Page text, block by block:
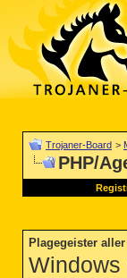
Trojaner-Board >
PHP/
Plagegeister
Windows